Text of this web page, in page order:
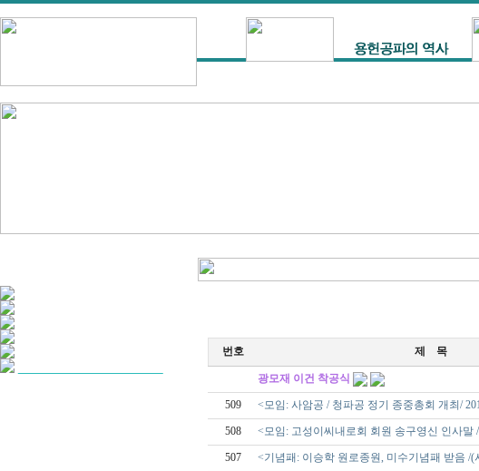
번호 제 목
광모재 이건 착공식
509 <모임: 사암공 / 청파공 정기 종중총회 개최/
508 <모임: 고성이씨내로회 회원 송구영신 인사말
507 <기념패: 이승학 원로종원, 미수기념패 받음 /